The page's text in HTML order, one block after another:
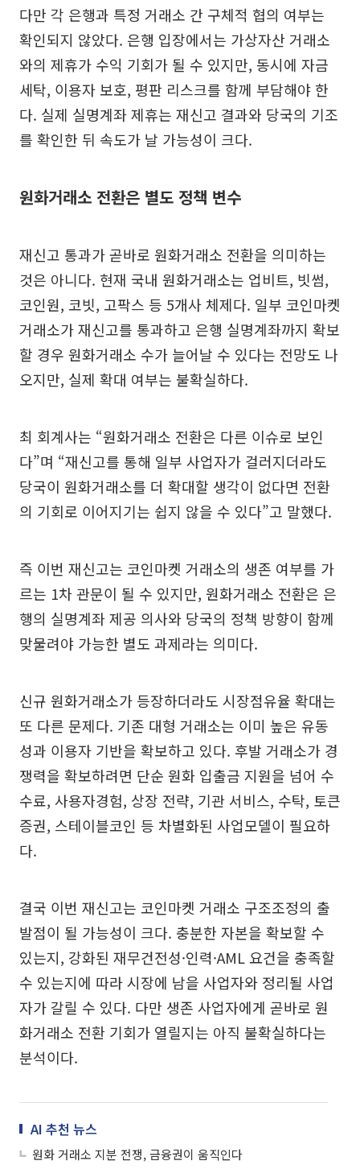
다만 각 은행과 특정 거래소 간 구체적 협의 여부는
확인되지 않았다. 은행 입장에서는 가상자산 거래소
와의 제휴가 수익 기회가 될 수 있지만, 동시에 자금
세탁, 이용자 보호, 평판 리스크를 함께 부담해야 한
다. 실제 실명계좌 제휴는 재신고 결과와 당국의 기조
를 확인한 뒤 속도가 날 가능성이 크다.
원화거래소 전환은 별도 정책 변수
재신고 통과가 곧바로 원화거래소 전환을 의미하는
것은 아니다. 현재 국내 원화거래소는 업비트, 빗썸,
코인원, 코빗, 고팍스 등 5개사 체제다. 일부 코인마켓
거래소가 재신고를 통과하고 은행 실명계좌까지 확보
할 경우 원화거래소 수가 늘어날 수 있다는 전망도 나
오지만, 실제 확대 여부는 불확실하다.
최 회계사는 “원화거래소 전환은 다른 이슈로 보인
다”며 “재신고를 통해 일부 사업자가 걸러지더라도
당국이 원화거래소를 더 확대할 생각이 없다면 전환
의 기회로 이어지기는 쉽지 않을 수 있다”고 말했다.
즉 이번 재신고는 코인마켓 거래소의 생존 여부를 가
르는 1차 관문이 될 수 있지만, 원화거래소 전환은 은
행의 실명계좌 제공 의사와 당국의 정책 방향이 함께
맞물려야 가능한 별도 과제라는 의미다.
신규 원화거래소가 등장하더라도 시장점유율 확대는
또 다른 문제다. 기존 대형 거래소는 이미 높은 유동
성과 이용자 기반을 확보하고 있다. 후발 거래소가 경
쟁력을 확보하려면 단순 원화 입출금 지원을 넘어 수
수료, 사용자경험, 상장 전략, 기관 서비스, 수탁, 토큰
증권, 스테이블코인 등 차별화된 사업모델이 필요하
다.
결국 이번 재신고는 코인마켓 거래소 구조조정의 출
발점이 될 가능성이 크다. 충분한 자본을 확보할 수
있는지, 강화된 재무건전성·인력·AML 요건을 충족할
수 있는지에 따라 시장에 남을 사업자와 정리될 사업
자가 갈릴 수 있다. 다만 생존 사업자에게 곧바로 원
화거래소 전환 기회가 열릴지는 아직 불확실하다는
분석이다.
AI 추천 뉴스
원화 거래소 지분 전쟁, 금융권이 움직인다